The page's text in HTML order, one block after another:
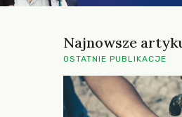
Najnowsze
OSTATNIE PUBLIKACJE